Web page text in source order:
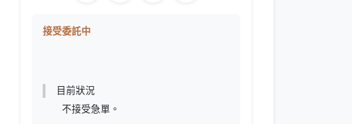
接受委託中
目前狀況
不接受急單。